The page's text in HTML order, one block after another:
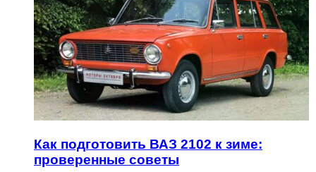
Как подготовить ВАЗ 2102 к зиме:
проверенные советы